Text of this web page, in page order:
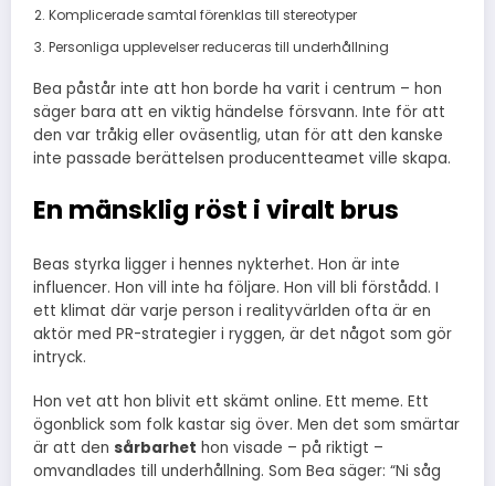
Komplicerade samtal förenklas till stereotyper
Personliga upplevelser reduceras till underhållning
Bea påstår inte att hon borde ha varit i centrum – hon
säger bara att en viktig händelse försvann. Inte för att
den var tråkig eller oväsentlig, utan för att den kanske
inte passade berättelsen producentteamet ville skapa.
En mänsklig röst i viralt brus
Beas styrka ligger i hennes nykterhet. Hon är inte
influencer. Hon vill inte ha följare. Hon vill bli förstådd. I
ett klimat där varje person i realityvärlden ofta är en
aktör med PR-strategier i ryggen, är det något som gör
intryck.
Hon vet att hon blivit ett skämt online. Ett meme. Ett
ögonblick som folk kastar sig över. Men det som smärtar
är att den sårbarhet hon visade – på riktigt –
omvandlades till underhållning. Som Bea säger: “Ni såg